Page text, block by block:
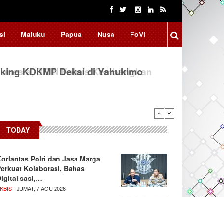
Maluku Papua Nusa FoVi
KDKMP Dekai di Yahukimo
TODAY
Polri dan Jasa Marga
Kolaborasi, Bahas
- JUMAT, 7 AGU 2026